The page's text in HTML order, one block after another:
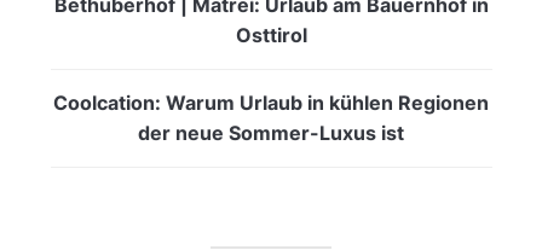
Osttirol
Coolcation: Warum Urlaub in kühlen Regionen
der neue Sommer-Luxus ist